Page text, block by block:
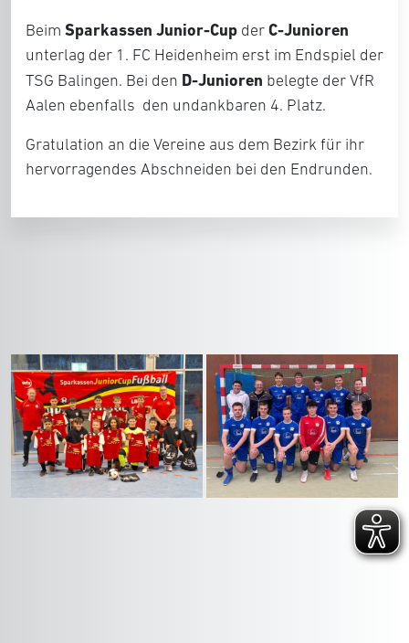
Beim Sparkassen Junior-Cup der C-Junioren
unterlag der 1. FC Heidenheim erst im Endspiel der
TSG Balingen. Bei den D-Junioren belegte der VfR
Aalen ebenfalls den undankbaren 4. Platz.
Gratulation an die Vereine aus dem Bezirk für ihr
hervorragendes Abschneiden bei den Endrunden.